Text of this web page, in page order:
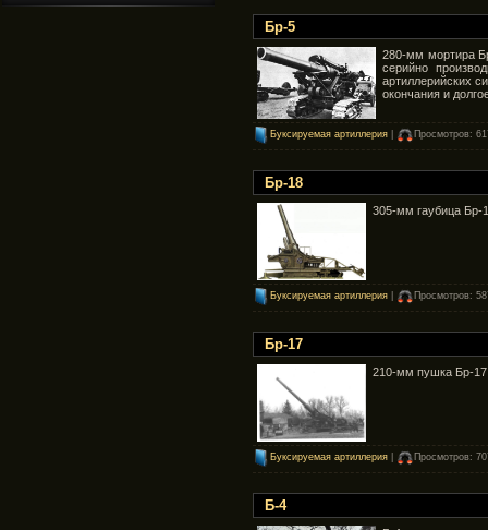
Бр-5
280-мм мортира
серийно
артиллерийских
окончания и
Буксируемая артиллерия Просмотров:
Бр-18
305-мм гаубица Бр-
Буксируемая артиллерия Просмотров:
Бр-17
210-мм пушка Бр-17
Буксируемая артиллерия Просмотров:
Б-4